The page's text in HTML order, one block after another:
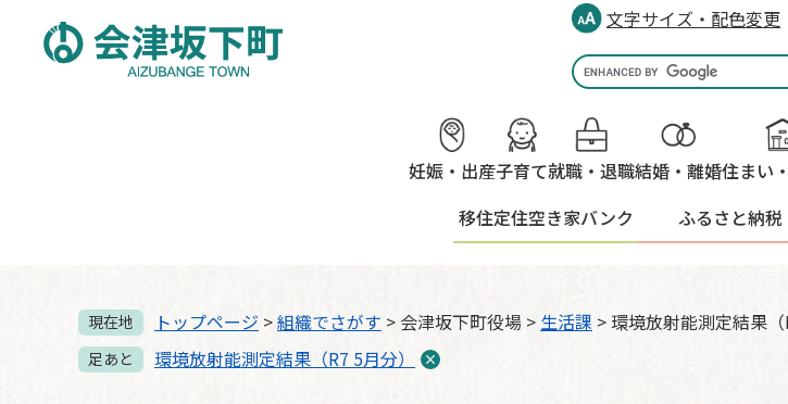
文字サイズ・配色変更
Google
カ
ス
タ
ム
索
妊娠・出産子育て就職・退職結婚・離婚住まい
移住定住空き家バンク ふるさと納税
現在地 トップページ >組織でさがす > 会津坂下町役場 > 生活課 >環境放射能測定結果（
足あと 環境放射能測定結果（R7 5月分）